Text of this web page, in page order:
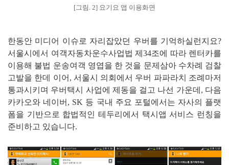
[그림. 2] 요기요 앱 이용화면
한동안 미디어 이슈로 자리잡았던 우버를 기억하실런지요?
서울시에서 여객자동차운수사업법 제34조에 따라 렌터카를
이용해 불법 운송여객 영엽을 한 것을 문제삼아 수차례 검찰
고발을 한데 이어, 서울시 의회에서 우버 파파라치 조례마저
통과시키며 우버택시 사업에 제동을 걸고 나선 가운데, 다음
카카오와 네이버, SK 등 국내 주요 포털에서는 자사의 플랫
폼을 기반으로 합법적인 테두리에서 택시앱 서비스 런칭을
준비하고 있습니다.